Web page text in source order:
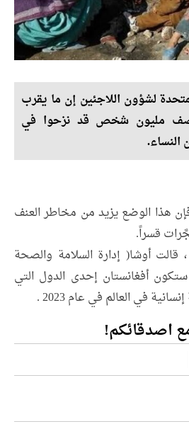
لشؤون اللاجئين إن ما يقرب
مليون شخص قد نزحوا في
النساء.
هذا الوضع يزيد من مخاطر العنف
قسراً.
قالت أوشا( إدارة السلامة والصحة
أفغانستان إحدى الدول التي
في العالم في عام 2023 .
اصدقائكم!